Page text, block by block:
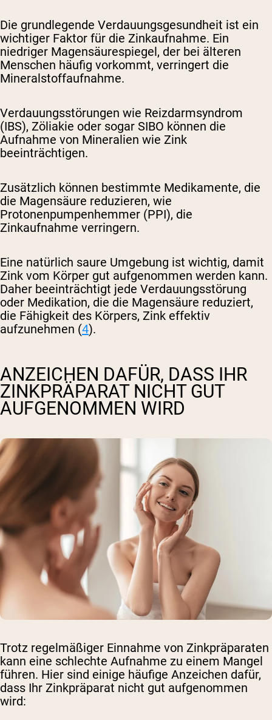
Die grundlegende Verdauungsgesundheit ist ein
wichtiger Faktor für die Zinkaufnahme. Ein
niedriger Magensäurespiegel, der bei älteren
Menschen häufig vorkommt, verringert die
Mineralstoffaufnahme.
Verdauungsstörungen wie Reizdarmsyndrom
(IBS), Zöliakie oder sogar SIBO können die
Aufnahme von Mineralien wie Zink
beeinträchtigen.
Zusätzlich können bestimmte Medikamente, die
die Magensäure reduzieren, wie
Protonenpumpenhemmer (PPI), die
Zinkaufnahme verringern.
Eine natürlich saure Umgebung ist wichtig, damit
Zink vom Körper gut aufgenommen werden kann.
Daher beeinträchtigt jede Verdauungsstörung
oder Medikation, die die Magensäure reduziert,
die Fähigkeit des Körpers, Zink effektiv
aufzunehmen (4).
ANZEICHEN DAFÜR, DASS IHR
ZINKPRÄPARAT NICHT GUT
AUFGENOMMEN WIRD
Trotz regelmäßiger Einnahme von Zinkpräparaten
kann eine schlechte Aufnahme zu einem Mangel
führen. Hier sind einige häufige Anzeichen dafür,
dass Ihr Zinkpräparat nicht gut aufgenommen
wird: